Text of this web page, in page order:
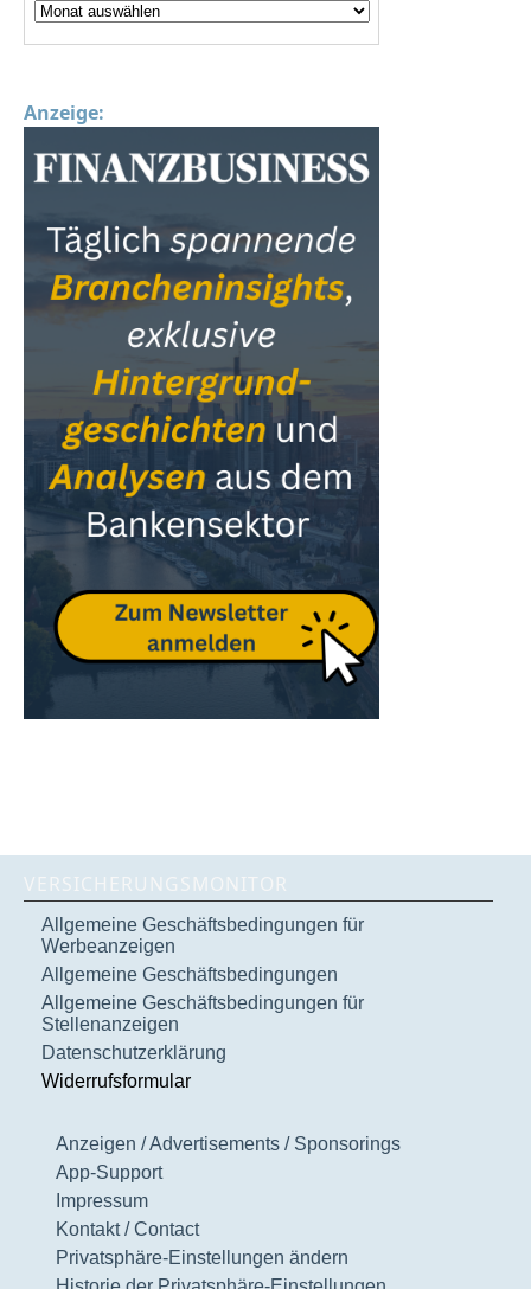
Anzeige:
VERSICHERUNGSMONITOR
Allgemeine Geschäftsbedingungen für
Werbeanzeigen
Allgemeine Geschäftsbedingungen
Allgemeine Geschäftsbedingungen für
Stellenanzeigen
Datenschutzerklärung
Widerrufsformular
Anzeigen / Advertisements / Sponsorings
App-Support
Impressum
Kontakt / Contact
Privatsphäre-Einstellungen ändern